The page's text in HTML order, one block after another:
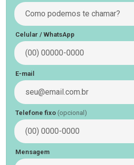
Celular / WhatsApp
E-mail
Telefone fixo (opcional)
Mensagem